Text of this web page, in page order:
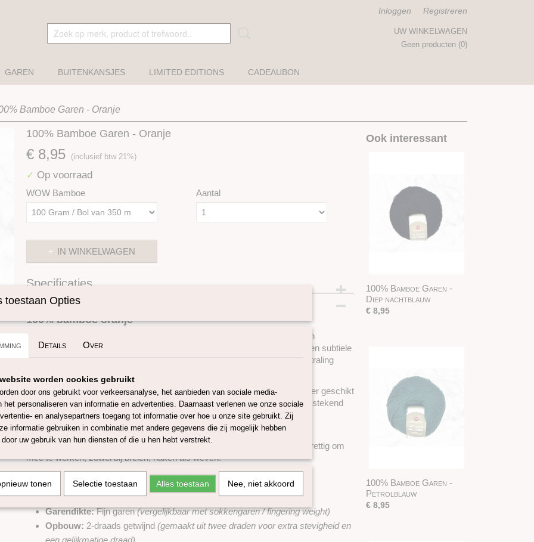
Inloggen Registreren
UW WINKELWAGEN
Geen producten (0)
GAREN BUITENKANSJES LIMITED EDITIONS CADEAUBON
Bamboe Garen - Oranje
100% Bamboe Garen - Oranje
€ 8,95 (inclusief btw 21%)
✓ Op voorraad
WOW Bamboe Aantal
IN WINKELWAGEN
Specificaties
Productcode
Omschrijving
100% bamboe oranje
Dit hoogwaardige garen van 100% bamboe combineert stevigheid met een
uitzonderlijk zachte en soepele feel. De natuurlijke vezel geeft het garen een subtiele
glans en een mooie valling, waardoor elk project een verfijnde en luxe uitstraling
Bamboe is van nature ademend en vochtregulerend, wat dit garen bijzonder geschikt
maakt voor lichte kledingstukken en accessoires. Daarnaast is het een uitstekend
alternatief voor mensen met een wolallergie of voor wie bewust kiest voor
plantaardige materialen.
Dankzij de 2-draads getwijnde opbouw is het garen sterk, gelijkmatig en prettig om
mee te werken, zowel bij breien, haken als weven.
Samenstelling:100% bamboe
Garendikte:Fijn garen(vergelijkbaar met sokkengaren / fingering weight)
Opbouw: 2-draads getwijnd (gemaakt uit twee draden voor extra stevigheid en
een gelijkmatige draad)
Ook interessant
100% Bamboe Garen -
Diep nachtblauw
€ 8,95
100% Bamboe Garen -
Petrolblauw
€ 8,95
toestaan Opties
Details Over
worden cookies gebruikt
door ons gebruikt voor verkeersanalyse, het aanbieden van sociale media-
het personaliseren van informatie en advertenties. Daarnaast verlenen we onze sociale
en analysepartners toegang tot informatie over hoe u onze site gebruikt. Zij
informatie gebruiken in combinatie met andere gegevens die zij mogelijk hebben
uw gebruik van hun diensten of die u hen hebt verstrekt.
tonen Selectie toestaan Alles toestaan Nee, niet akkoord